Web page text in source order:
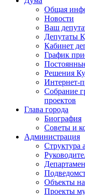
Общая
Новости
Ваш
Депутаты
Кабинет
График
Решения
Интернет-
Собрание
проектов
Глава города
Биография
Советы и
Администрация
Структура
Объекты на
Проекты